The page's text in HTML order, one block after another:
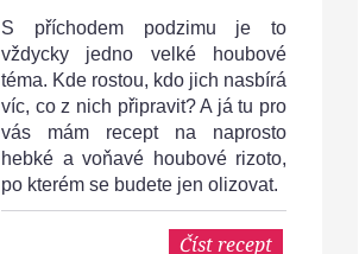
S příchodem podzimu je to
vždycky jedno velké houbové
téma. Kde rostou, kdo jich nasbírá
víc, co z nich připravit? A já tu pro
vás mám recept na naprosto
hebké a voňavé houbové rizoto,
po kterém se budete jen olizovat.
Číst recept